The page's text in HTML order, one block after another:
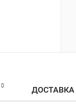
0 ДОСТАВКА